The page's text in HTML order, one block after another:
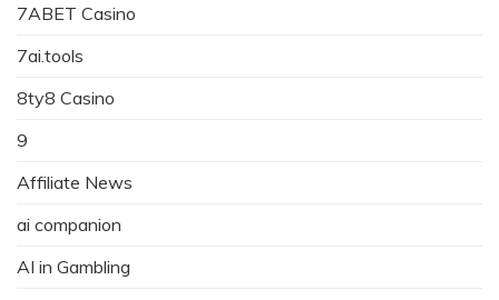
7ABET Casino
7ai.tools
8ty8 Casino
9
Affiliate News
ai companion
AI in Gambling